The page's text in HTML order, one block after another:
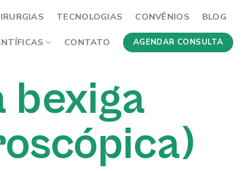
TECNOLOGIAS CONVÊNIOS BLOG
CONTATO AGENDAR CONSULTA
bexiga